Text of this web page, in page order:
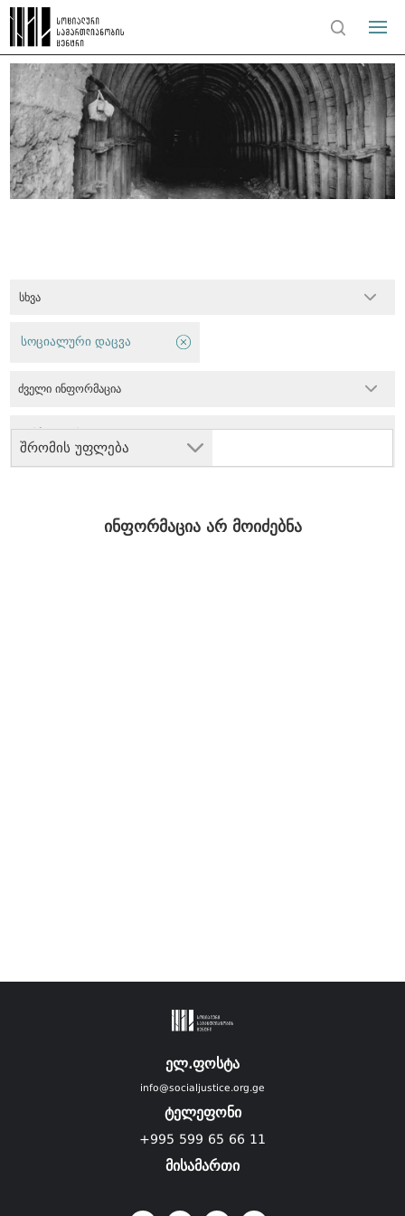
სხვა
შრომის უფლება
სოციალური დაცვა
ძველი ინფორმაცია
ინფორმაცია არ მოიძებნა
ელ.ფოსტა
info@socialjustice.org.ge
ტელეფონი
+995 599 65 66 11
მისამართი